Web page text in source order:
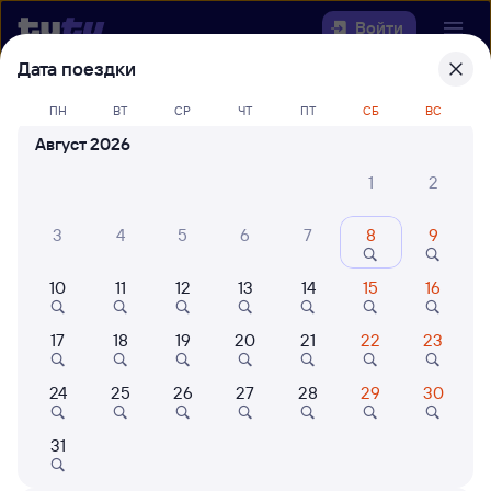
Войти
Выберите день, чтобы найтиж/д
билеты Куйтун — Кинель
Куда
Когда
Кто едет
Найти поезда
Дата поездки
ПН ВТ СР ЧТ ПТ СБ ВС
Август 2026
1
2
3 4 5 6 7 8 9
10 11 12 13 14 15 16
17 18 19 20 21 22 23
24 25 26 27 28 29 30
31